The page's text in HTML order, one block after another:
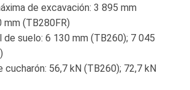
de excavación: 3 895 mm
mm (TB280FR)
de suelo: 6 130 mm (TB260); 7 045
56,7 kN (TB260); 72,7 kN